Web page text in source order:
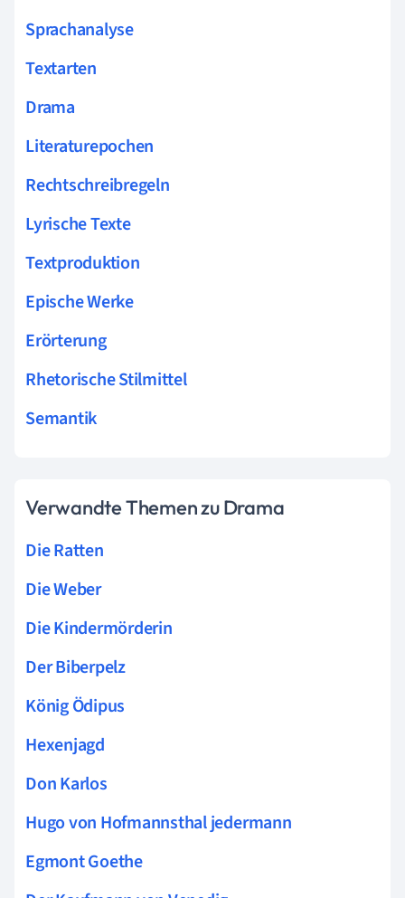
Sprachanalyse
Textarten
Drama
Literaturepochen
Rechtschreibregeln
Lyrische Texte
Textproduktion
Epische Werke
Erörterung
Rhetorische Stilmittel
Semantik
Verwandte Themen zu Drama
Die Ratten
Die Weber
Die Kindermörderin
Der Biberpelz
König Ödipus
Hexenjagd
Don Karlos
Hugo von Hofmannsthal jedermann
Egmont Goethe